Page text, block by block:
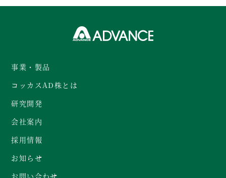
事業・製品
コッカスAD株とは
研究開発
会社案内
採用情報
お知らせ
お問い合わせ